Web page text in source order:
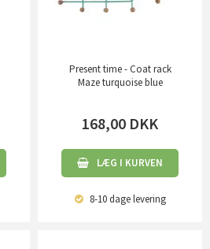
Present time - Coat rack
Maze turquoise blue
168,00 DKK
LÆG I KURVEN
8-10 dagelevering